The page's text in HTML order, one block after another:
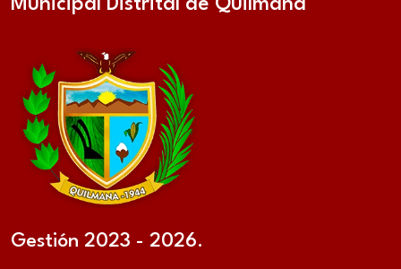
Municipal Distrital de Quilmaná
Gestión 2023 - 2026.